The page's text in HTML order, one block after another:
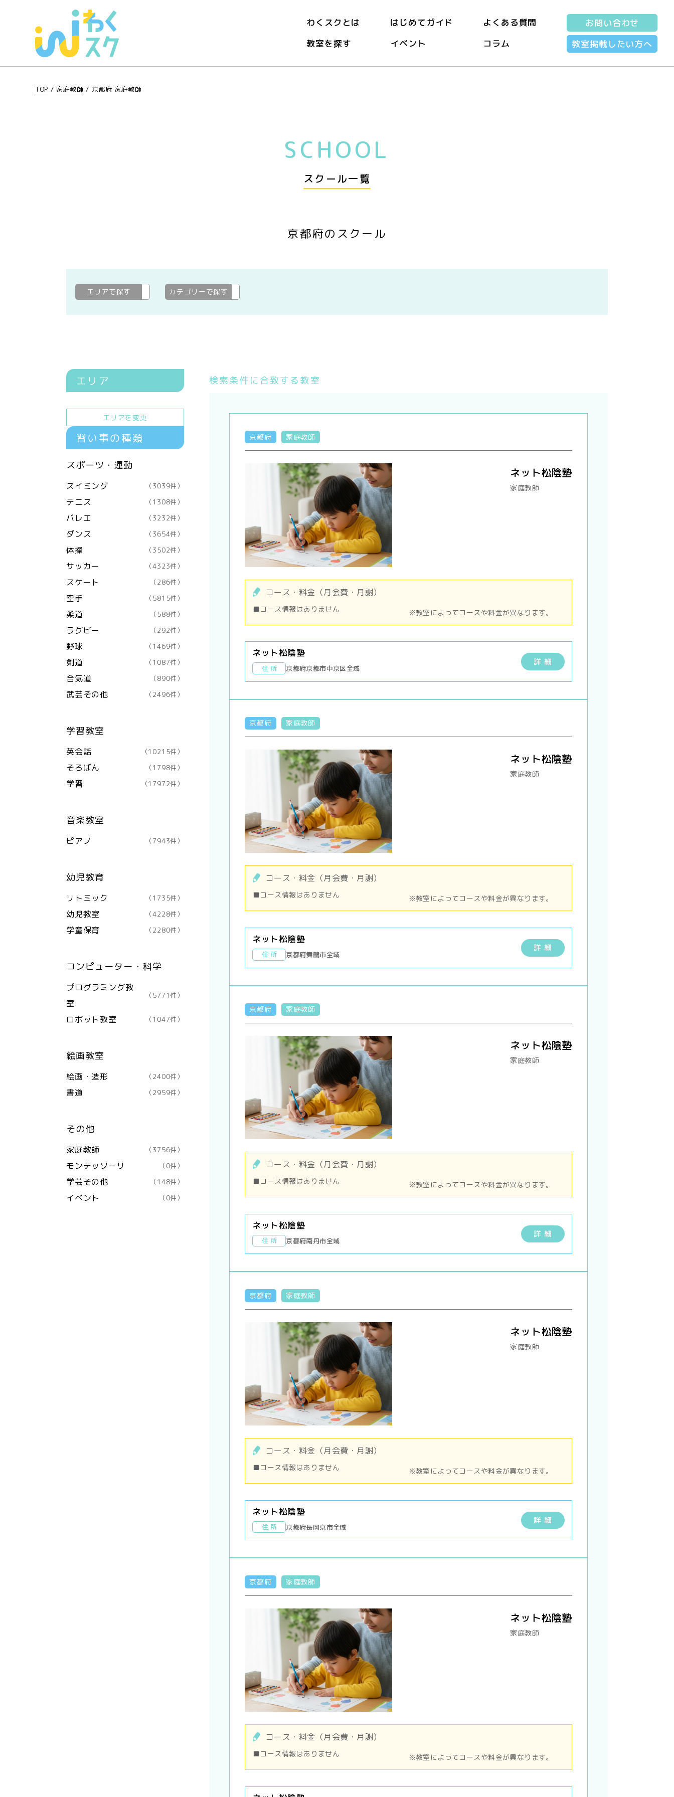
わくスクとは はじめてガイド
よくある質問
教室を探す
イベント コラム
お問い合わせ
教室掲載したい方へ
TOP / 家庭教師 / 京都府 家庭教師
SCHOOL
スクール一覧
京都府のスクール
エリアで探す カテゴリーで探す
エリア
エリアを変更
習い事の種類
スポーツ・運動
スイミング （3039件）
テニス （1308件）
バレエ （3232件）
ダンス （3654件）
体操 （3502件）
サッカー （4323件）
スケート （286件）
空手 （5815件）
柔道 （588件）
ラグビー （292件）
野球 （1469件）
剣道 （1087件）
合気道 （890件）
武芸その他 （2496件）
学習教室
英会話 （10215件）
そろばん （1798件）
学習 （17972件）
音楽教室
ピアノ （7943件）
幼児教育
リトミック （1735件）
幼児教室 （4228件）
学童保育 （2280件）
コンピューター・科学
プログラミング教
室
（5771件）
ロボット教室 （1047件）
絵画教室
絵画・造形 （2400件）
書道 （2959件）
その他
家庭教師 （3756件）
モンテッソーリ （0件）
学芸その他 （148件）
イベント （0件）
検索条件に合致する教室
京都府 家庭教師
ネット松陰塾
家庭教師
コース・料金（月会費・月謝）
■コース情報はありません ※教室によってコースや料金が異なります。
ネット松陰塾
住 所 京都府京都市中京区全域
詳 細
京都府 家庭教師
ネット松陰塾
家庭教師
コース・料金（月会費・月謝）
■コース情報はありません ※教室によってコースや料金が異なります。
ネット松陰塾
住 所 京都府舞鶴市全域
詳 細
京都府 家庭教師
ネット松陰塾
家庭教師
コース・料金（月会費・月謝）
■コース情報はありません ※教室によってコースや料金が異なります。
ネット松陰塾
住 所 京都府南丹市全域
詳 細
京都府 家庭教師
ネット松陰塾
家庭教師
コース・料金（月会費・月謝）
■コース情報はありません ※教室によってコースや料金が異なります。
ネット松陰塾
住 所 京都府長岡京市全域
詳 細
京都府 家庭教師
ネット松陰塾
家庭教師
コース・料金（月会費・月謝）
■コース情報はありません ※教室によってコースや料金が異なります。